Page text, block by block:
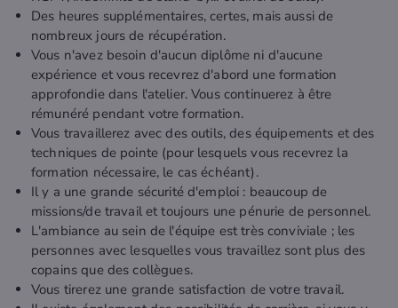
Des heures supplémentaires, certes, mais aussi de
nombreux jours de récupération.
Vous n'avez besoin d'aucun diplôme ni d'aucune
expérience et vous recevrez d'abord une formation
approfondie dans l'atelier. Vous continuerez à être
rémunéré pendant votre formation.
Vous travaillerez avec des outils, des équipements et des
techniques de pointe (pour lesquels vous recevrez la
formation nécessaire, le cas échéant).
Il y a une grande sécurité d'emploi : beaucoup de
missions/de travail et toujours une pénurie de personnel.
L'ambiance au sein de l'équipe est très conviviale ; les
personnes avec lesquelles vous travaillez sont plus des
copains que des collègues.
Vous tirerez une grande satisfaction de votre travail.